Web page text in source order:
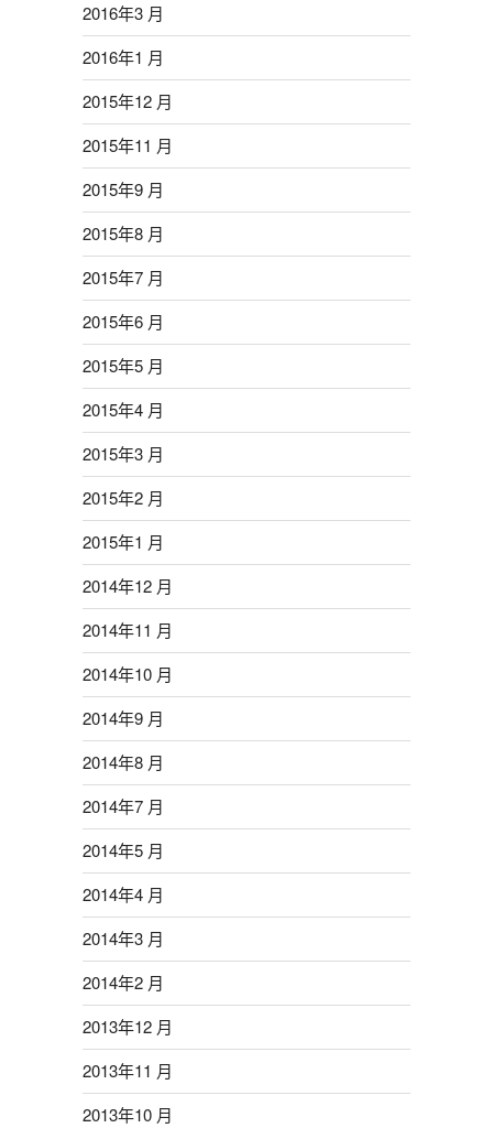
2016年3 月
2016年1 月
2015年12 月
2015年11 月
2015年9 月
2015年8 月
2015年7 月
2015年6 月
2015年5 月
2015年4 月
2015年3 月
2015年2 月
2015年1 月
2014年12 月
2014年11 月
2014年10 月
2014年9 月
2014年8 月
2014年7 月
2014年5 月
2014年4 月
2014年3 月
2014年2 月
2013年12 月
2013年11 月
2013年10 月